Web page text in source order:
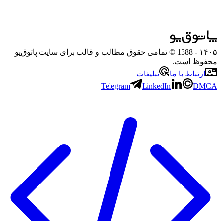
۱۴۰۵
- 1388 © تمامی حقوق مطالب و قالب برای سایت پاتوق‌یو
محفوظ است.
ارتباط با ما
تبلیغات
Telegram
LinkedIn DMCA